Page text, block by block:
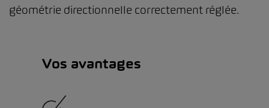
géométrie directionnelle correctement réglée.
Vos avantages